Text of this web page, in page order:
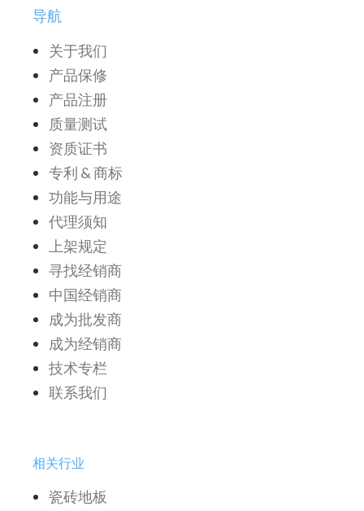
导航
关于我们
产品保修
产品注册
质量测试
资质证书
专利 & 商标
功能与用途
代理须知
上架规定
寻找经销商
中国经销商
成为批发商
成为经销商
技术专栏
联系我们
相关行业
瓷砖地板